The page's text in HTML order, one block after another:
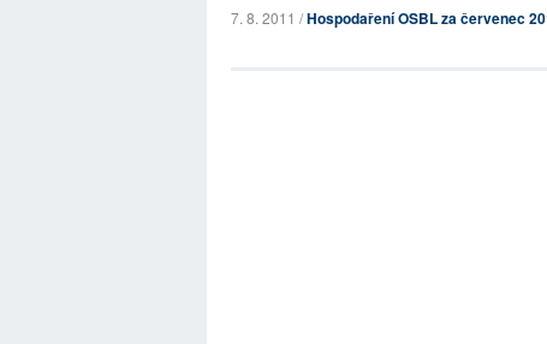
7. 8. 2011 /Hospodaření OSBL za červenec